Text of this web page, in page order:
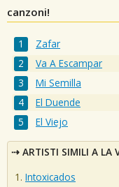
canzoni!
Zafar
Va A Escampar
Mi Semilla
El Duende
El Viejo
ARTISTI SIMILI A LA
Intoxicados